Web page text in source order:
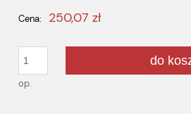
Cena: 250,07 zł
op.
do